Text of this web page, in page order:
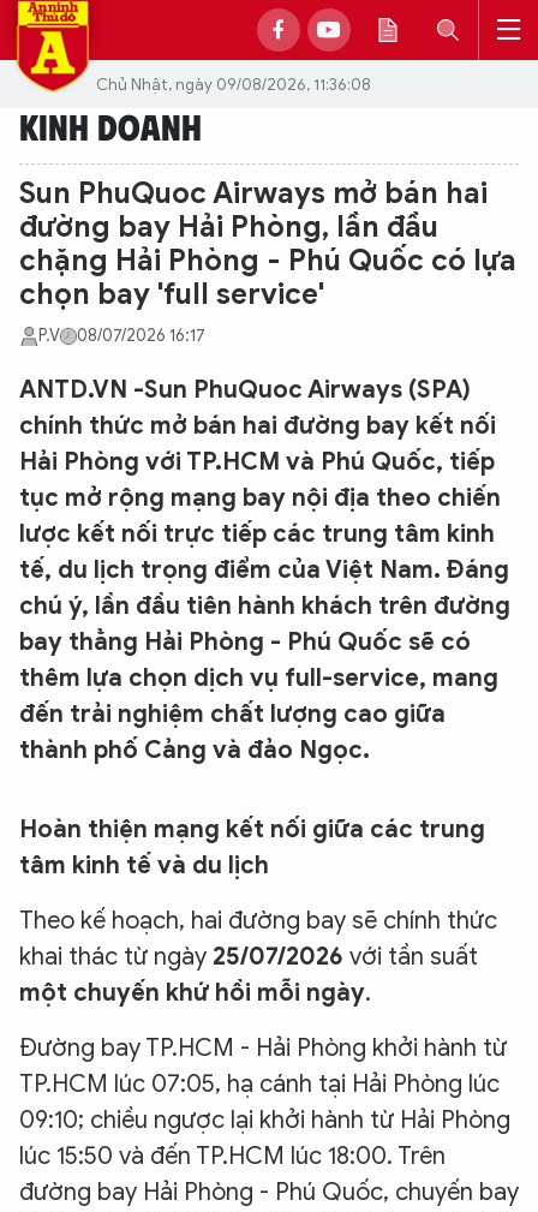
Chủ Nhật, ngày 09/08/2026, 11:36:08
KINH DOANH
Sun PhuQuoc Airways mở bán hai
đường bay Hải Phòng, lần đầu
chặng Hải Phòng - Phú Quốc có lựa
chọn bay 'full service'
P.V 08/07/2026 16:17
ANTD.VN -Sun PhuQuoc Airways (SPA)
chính thức mở bán hai đường bay kết nối
Hải Phòng với TP.HCM và Phú Quốc, tiếp
tục mở rộng mạng bay nội địa theo chiến
lược kết nối trực tiếp các trung tâm kinh
tế, du lịch trọng điểm của Việt Nam. Đáng
chú ý, lần đầu tiên hành khách trên đường
bay thẳng Hải Phòng - Phú Quốc sẽ có
thêm lựa chọn dịch vụ full-service, mang
đến trải nghiệm chất lượng cao giữa
thành phố Cảng và đảo Ngọc.
Hoàn thiện mạng kết nối giữa các trung
tâm kinh tế và du lịch
Theo kế hoạch, hai đường bay sẽ chính thức
khai thác từ ngày 25/07/2026 với tần suất
một chuyến khứ hồi mỗi ngày.
Đường bay TP.HCM - Hải Phòng khởi hành từ
TP.HCM lúc 07:05, hạ cánh tại Hải Phòng lúc
09:10; chiều ngược lại khởi hành từ Hải Phòng
lúc 15:50 và đến TP.HCM lúc 18:00. Trên
đường bay Hải Phòng - Phú Quốc, chuyến bay